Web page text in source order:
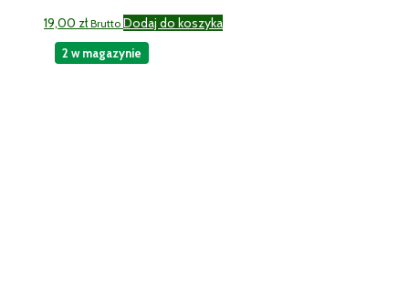
19,00 zł Brutto Dodaj do koszyka
2 w magazynie